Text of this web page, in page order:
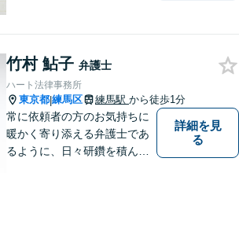
竹村 鮎子 弁護士
ハート法律事務所
東京都|練馬区 練馬駅 から徒歩1分
常に依頼者の方のお気持ちに
暖かく寄り添える弁護士であ
るように、日々研鑽を積んで
詳細を見
る